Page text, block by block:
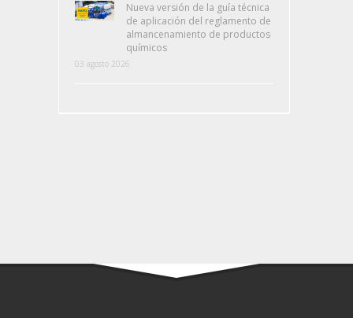
Nueva versión de la guía técnica
de aplicación del reglamento de
almancenamiento de productos
químicos
03 agosto 2026